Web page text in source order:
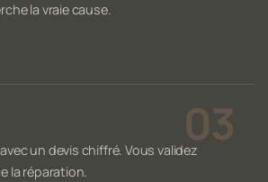
la vraie cause.
un devis chiffré. Vous validez
la réparation.